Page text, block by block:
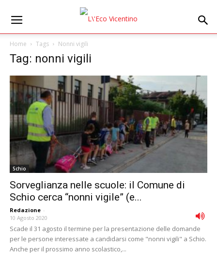
Home Tags Nonni vigili
Tag: nonni vigili
Schio
Sorveglianza nelle scuole: il Comune di
Schio cerca “nonni vigile” (e...
Redazione -
10 Agosto 2020
Scade il 31 agosto il termine per la presentazione delle domande
per le persone interessate a candidarsi come "nonni vigili" a Schio.
Anche per il prossimo anno scolastico,...